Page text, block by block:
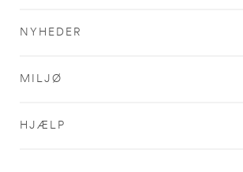
NYHEDER
MILJØ
HJÆLP